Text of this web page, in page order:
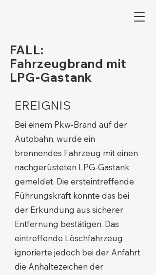
FALL:
Fahrzeugbrand mit
LPG-Gastank
EREIGNIS
Bei einem Pkw-Brand auf der
Autobahn, wurde ein
brennendes Fahrzeug mit einen
nachgerüsteten LPG-Gastank
gemeldet. Die ersteintreffende
Führungskraft konnte das bei
der Erkundung aus sicherer
Entfernung bestätigen. Das
eintreffende Löschfahrzeug
ignorierte jedoch bei der Anfahrt
die Anhaltezeichen der